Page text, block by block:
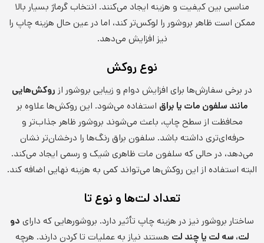
مناسبی بین کیفیت و هزینه ایجاد می‌کنند. انتخاب گرماژ بسیار بالا
ممکن است ظاهر بروشور را لوکس‌تر کند، اما در عین حال هزینه چاپ را
نیز افزایش می‌دهد.
نوع روکش
در برخی سفارش‌ها برای افزایش دوام و زیبایی بروشور از روکش‌هایی
مانند سلفون مات یا براق استفاده می‌شود. این روکش‌ها علاوه بر
محافظت از سطح چاپ، باعث می‌شوند بروشور ظاهر جذاب‌تر و
حرفه‌ای‌تری داشته باشد. سلفون براق رنگ‌ها را درخشان‌تر نشان
می‌دهد، در حالی که سلفون مات ظاهری شیک و رسمی ایجاد می‌کند.
البته استفاده از این روکش‌ها می‌تواند کمی به هزینه نهایی اضافه کند.
تعداد لت‌ها و نوع تا
ساختار بروشور نیز در هزینه چاپ تأثیر دارد. بروشورهایی که دارای دو
لت، سه لت یا چند لت هستند نیاز به عملیات تا کردن دارند. هرچه